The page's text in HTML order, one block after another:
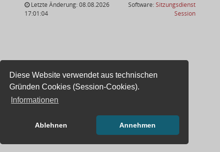
Diese Website verwendet aus technischen
Gründen Cookies (Session-Cookies).
Informationen
Ablehnen Annehmen
Letzte Änderung: 08.08.2026
17:01:04
Software:Sitzungsdienst
Session(Wird in